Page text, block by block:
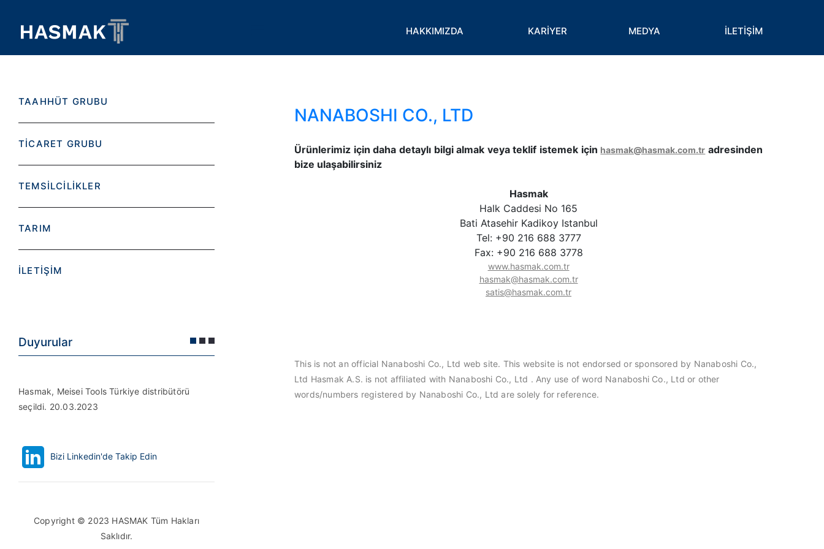
HAKKIMIZDA KARİYER MEDYA İLETİŞİM
NANABOSHI CO., LTD
Ürünlerimiz için daha detaylı bilgi almak veya teklif istemek için hasmak@hasmak.com.tr adresinden
bize ulaşabilirsiniz
Hasmak
Halk Caddesi No 165
Bati Atasehir Kadikoy Istanbul
Tel: +90 216 688 3777
Fax: +90 216 688 3778
www.hasmak.com.tr
hasmak@hasmak.com.tr
satis@hasmak.com.tr
This is not an official Nanaboshi Co., Ltd web site. This website is not endorsed or sponsored by Nanaboshi Co.,
Ltd Hasmak A.S. is not affiliated with Nanaboshi Co., Ltd . Any use of word Nanaboshi Co., Ltd or other
words/numbers registered by Nanaboshi Co., Ltd are solely for reference.
TAAHHÜT GRUBU
TİCARET GRUBU
TEMSİLCİLİKLER
TARIM
İLETİŞİM
Duyurular
Hasmak, Meisei Tools Türkiye distribütörü
seçildi. 20.03.2023
Hasmak, Daniels Manufacturing Corporation
Hasmak, Lester Electrical Türkiye distribütörü
Bizi Linkedin'de Takip Edin
Copyright © 2023 HASMAK Tüm Hakları
Saklıdır.